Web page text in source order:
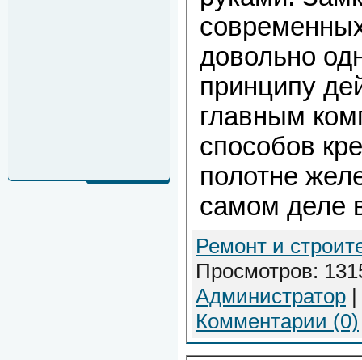
довольно
принципу
главным
способов
полотне
самом деле
Ремонт и
Просмотров:
Администратор
Комментарии (0)